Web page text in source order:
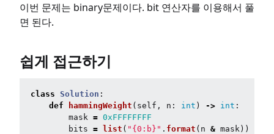
이번 문제는 binary문제이다. bit 연산자를 이용해서 풀
면 된다.
쉽게 접근하기
class Solution :
def
hammingWeight ( self , n : int ) -> int :
mask = 0xFFFFFFFF
bits = list ( " {0:b} " . format ( n & mask ))